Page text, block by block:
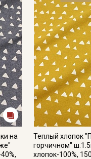
на
Теплый хлопок
горчичном"
хлопок-100%,